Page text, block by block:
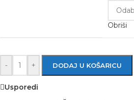
Obriši
- + DODAJ U KOŠARICU
Usporedi